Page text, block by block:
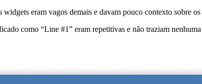
eram vagos demais e davam pouco contexto sobre os
como “Line #1” eram repetitivas e não traziam